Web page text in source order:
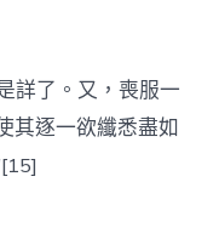
詳了。又，喪服一
其逐一欲纖悉盡如